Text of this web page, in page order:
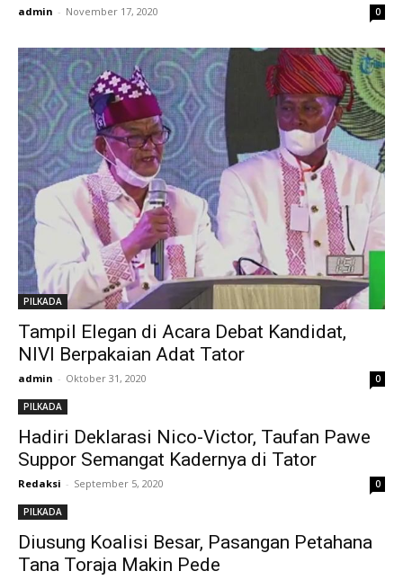
admin - November 17, 2020 0
PILKADA
Tampil Elegan di Acara Debat Kandidat,
NIVI Berpakaian Adat Tator
admin - Oktober 31, 2020 0
PILKADA
Hadiri Deklarasi Nico-Victor, Taufan Pawe
Suppor Semangat Kadernya di Tator
Redaksi - September 5, 2020 0
PILKADA
Diusung Koalisi Besar, Pasangan Petahana
Tana Toraja Makin Pede